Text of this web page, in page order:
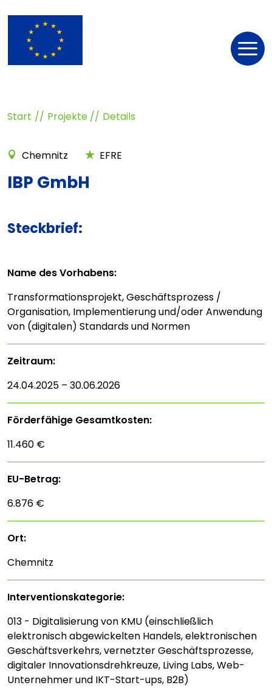
Start Projekte Details
Chemnitz EFRE
IBP GmbH
Steckbrief:
Name des Vorhabens:
Transformationsprojekt, Geschäftsprozess /
Organisation, Implementierung und/oder Anwendung
von (digitalen) Standards und Normen
Zeitraum:
24.04.2025 – 30.06.2026
Förderfähige Gesamtkosten:
11.460 €
EU-Betrag:
6.876 €
Ort:
Chemnitz
Interventions­kategorie:
013 - Digitalisierung von KMU (einschließlich
elektronisch abgewickelten Handels, elektronischen
Geschäftsverkehrs, vernetzter Geschäftsprozesse,
digitaler Innovationsdrehkreuze, Living Labs, Web-
Unternehmer und IKT-Start-ups, B2B)